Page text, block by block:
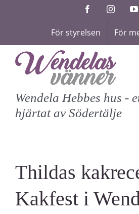
Facebook
För styrelsen För
Wendela Hebbes hus -
hjärtat av Södertälje
Thildas
Kakfest i